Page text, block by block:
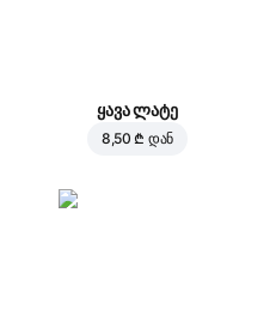
ყავა ლატე
8,50 ₾ დან